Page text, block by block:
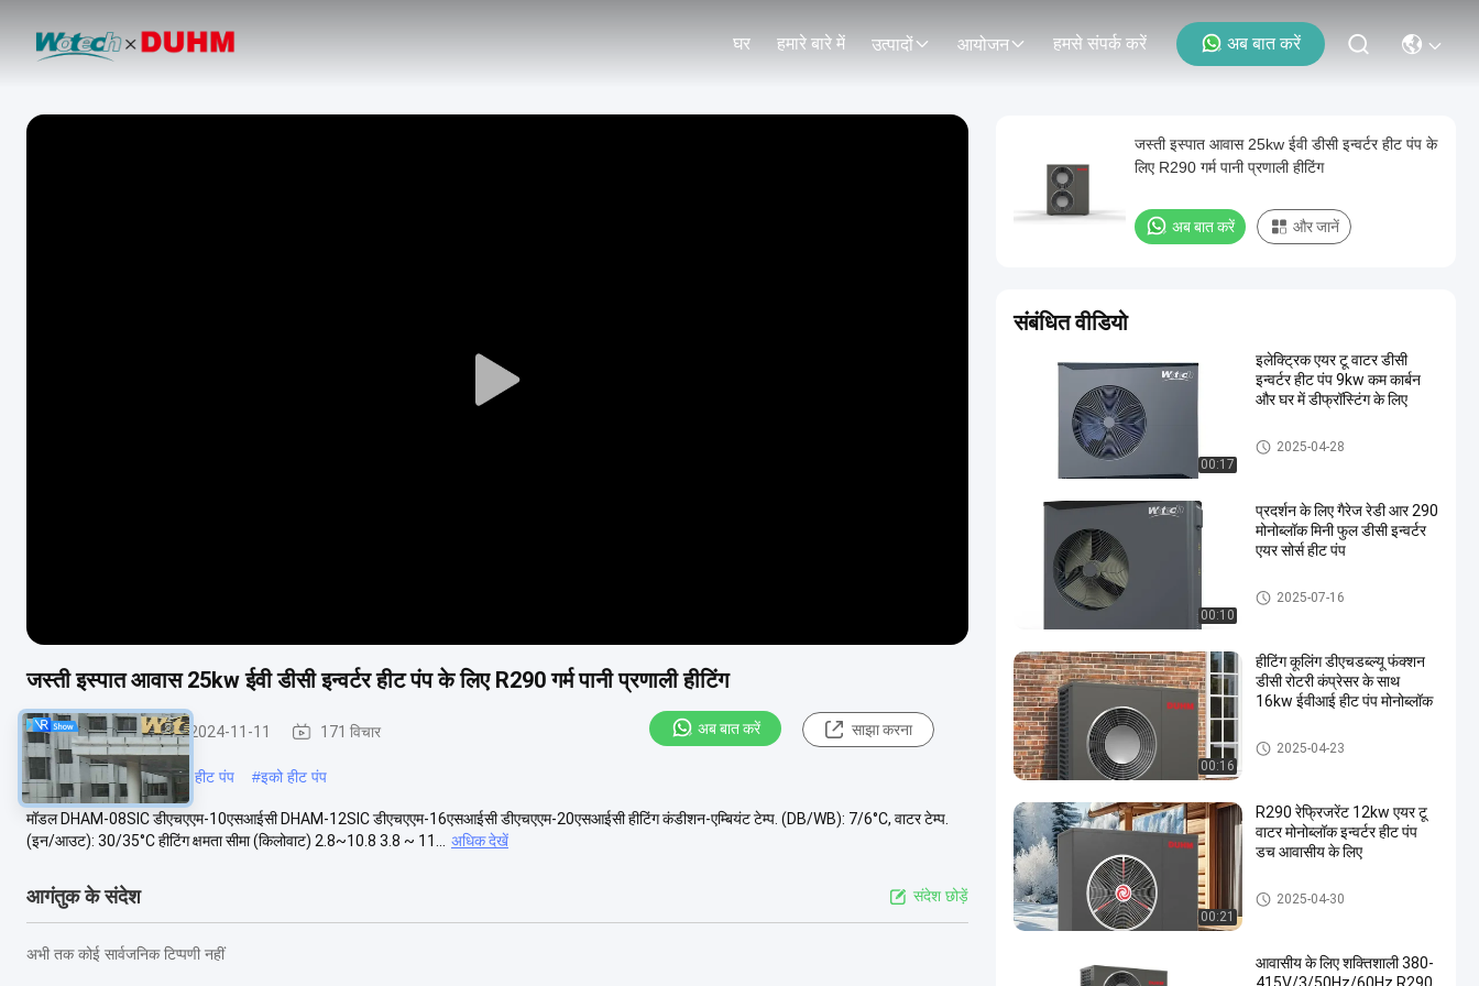
घर हमारे बारे में उत्पादों आयोजन हमसे संपर्क करें अब बात करें
Play
जस्ती इस्पात आवास 25kw ईवी डीसी इन्वर्टर हीट पंप के लिए R290 गर्म पानी प्रणाली हीटिंग
घर हीटिंग हीट पंप 2024-11-11 171 विचार अब बात करें साझा करना
#wotech हीट पंप #इन्वर्टर हीट पंप #इको हीट पंप
मॉडल DHAM-08SIC डीएचएएम-10एसआईसी DHAM-12SIC डीएचएएम-16एसआईसी डीएचएएम-20एसआईसी हीटिंग कंडीशन-एम्बियंट टेम्प. (DB/WB): 7/6°C, वाटर टेम्प.
(इन/आउट): 30/35°C हीटिंग क्षमता सीमा (किलोवाट) 2.8~10.8 3.8 ~ 11...
अधिक देखें
आगंतुक के संदेश संदेश छोड़ें
अभी तक कोई सार्वजनिक टिप्पणी नहीं
जस्ती इस्पात आवास 25kw ईवी डीसी इन्वर्टर हीट पंप के
लिए R290 गर्म पानी प्रणाली हीटिंग
अब बात करें और जानें
संबंधित वीडियो
00:17
इलेक्ट्रिक एयर टू वाटर डीसी
इन्वर्टर हीट पंप 9kw कम कार्बन
और घर में डीफ्रॉस्टिंग के लिए
R290 Inverter Monoblock Heat
Pump
2025-04-28
00:10
प्रदर्शन के लिए गैरेज रेडी आर 290
मोनोब्लॉक मिनी फुल डीसी इन्वर्टर
एयर सोर्स हीट पंप
R290 Inverter Monoblock Heat
Pump
2025-07-16
00:16
हीटिंग कूलिंग डीएचडब्ल्यू फंक्शन
डीसी रोटरी कंप्रेसर के साथ
16kw ईवीआई हीट पंप मोनोब्लॉक
R290 Inverter Monoblock Heat
Pump
2025-04-23
00:21
R290 रेफ्रिजरेंट 12kw एयर टू
वाटर मोनोब्लॉक इन्वर्टर हीट पंप
डच आवासीय के लिए
R290 Inverter Monoblock Heat
Pump
2025-04-30
आवासीय के लिए शक्तिशाली 380-